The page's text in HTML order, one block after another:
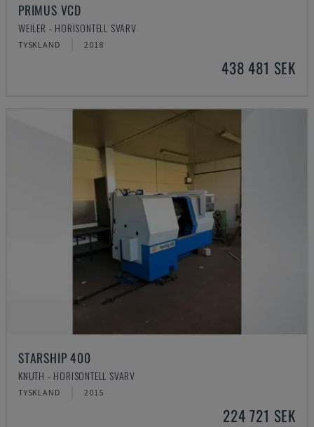
PRIMUS VCD
WEILER - HORISONTELL SVARV
TYSKLAND 2018
438 481 SEK
STARSHIP 400
KNUTH - HORISONTELL SVARV
TYSKLAND 2015
224 721 SEK